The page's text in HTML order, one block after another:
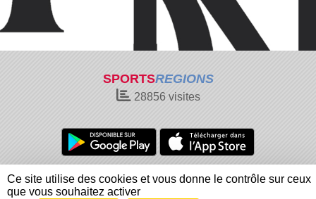
SPORTSREGIONS
28856visites
Charte cookies
Gestion des cookies
Informations légales
Signaler un contenu inapproprié
Ce site utilise des cookies et vous donne le contrôle sur ceux
que vous souhaitez activer